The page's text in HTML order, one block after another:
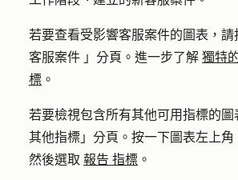
若要查看受影響客服案件的圖表，請
客服案件 」分頁。進一步了解 獨特
標 。
若要檢視包含所有其他可用指標的圖
其他指標 」分頁。按一下圖表左上角
然後選取 報告 指標 。